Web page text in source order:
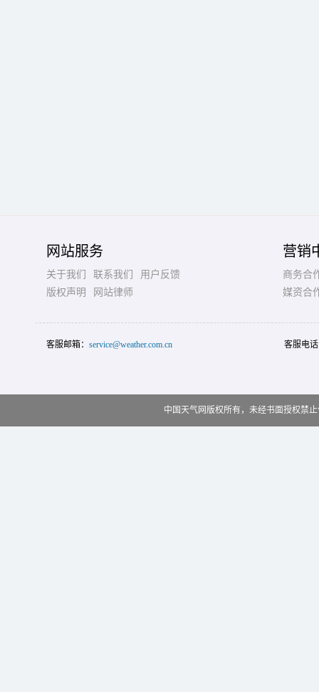
网站服务
关于我们 联系我们
用户反馈
版权声明
网站律师
营销
商务合
媒资合
客服邮箱： service@weather.com.cn 客服电
中国天气网版权所有，未经书面授权